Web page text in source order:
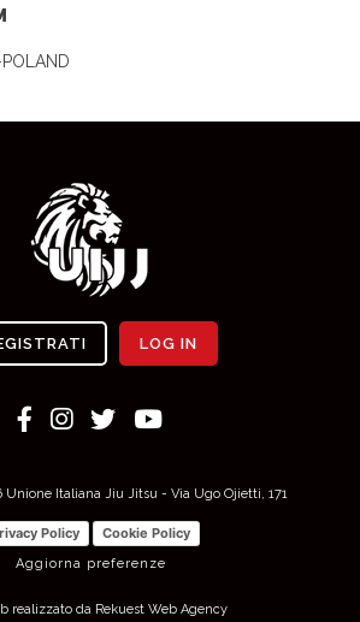
LOG IN
Unione Italiana Jiu Jitsu - Via Ugo Ojietti, 171
Policy Cookie Policy
Aggiorna preferenze
realizzato da Rekuest Web Agency